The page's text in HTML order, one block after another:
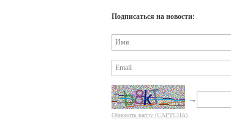
Подписаться на новости:
→
Обновить капчу (CAPTCHA)